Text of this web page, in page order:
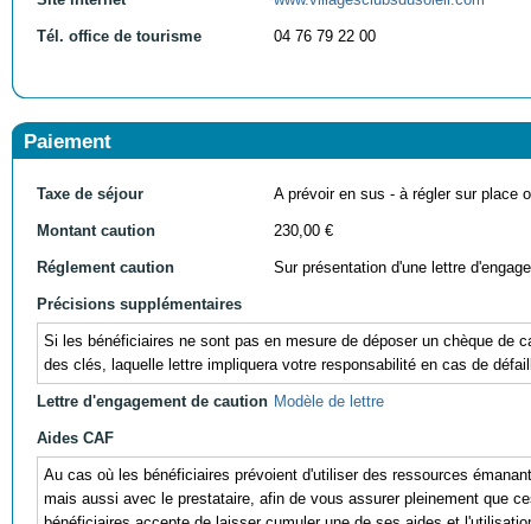
Tél. office de tourisme 04 76 79 22 00
Paiement
Taxe de séjour A prévoir en sus - à régler sur place
Montant caution 230,00 €
Réglement caution Sur présentation d'une lettre
Précisions supplémentaires
Si les bénéficiaires ne sont pas en mesure de déposer un chèque de
des clés, laquelle lettre impliquera votre responsabilité en cas de
Lettre d'engagement de caution Modèle de lettre
Aides CAF
Au cas où les bénéficiaires prévoient d'utiliser des ressources
mais aussi avec le prestataire, afin de vous assurer pleinement que